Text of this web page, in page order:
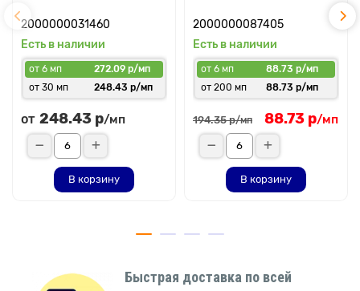
2000000031460
Есть в наличии
от 6 мп
272.09 р/мп
от 30 мп
248.43 р/мп
от 248.43 р/мп
В корзину
2000000087405
Есть в наличии
от 6 мп
88.73 р/мп
от 200 мп
88.73 р/мп
194.35 р/мп 88.73 р/мп
В корзину
Быстрая доставка по всей